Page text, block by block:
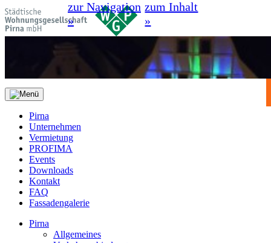
zur Navigation
»
zum Inhalt
»
Pirna
Unternehmen
Vermietung
PROFIMA
Events
Downloads
Kontakt
FAQ
Fassadengalerie
Pirna
Allgemeines